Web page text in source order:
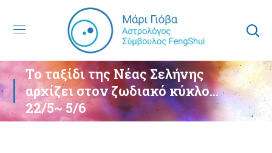
Το ταξίδι της Νέας Σελήνης
αρχίζει στον ζωδιακό κύκλο…
22/5~ 5/6